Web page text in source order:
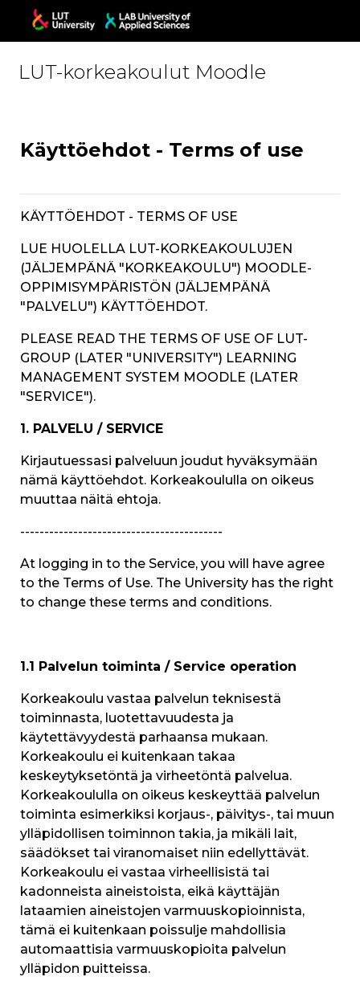
Skip to main content
LUT-korkeakoulut Moodle
Käyttöehdot - Terms of use
KÄYTTÖEHDOT - TERMS OF USE
LUE HUOLELLA LUT-KORKEAKOULUJEN
(JÄLJEMPÄNÄ "KORKEAKOULU") MOODLE-
OPPIMISYMPÄRISTÖN (JÄLJEMPÄNÄ
"PALVELU") KÄYTTÖEHDOT.
PLEASE READ THE TERMS OF USE OF LUT-
GROUP (LATER "UNIVERSITY") LEARNING
MANAGEMENT SYSTEM MOODLE (LATER
"SERVICE").
1. PALVELU / SERVICE
Kirjautuessasi palveluun joudut hyväksymään
nämä käyttöehdot. Korkeakoululla on oikeus
muuttaa näitä ehtoja.
------------------------------------------
At logging in to the Service, you will have agree
to the Terms of Use. The University has the right
to change these terms and conditions.
1.1 Palvelun toiminta / Service operation
Korkeakoulu vastaa palvelun teknisestä
toiminnasta, luotettavuudesta ja
käytettävyydestä parhaansa mukaan.
Korkeakoulu ei kuitenkaan takaa
keskeytyksetöntä ja virheetöntä palvelua.
Korkeakoululla on oikeus keskeyttää palvelun
toiminta esimerkiksi korjaus-, päivitys-, tai muun
ylläpidollisen toiminnon takia, ja mikäli lait,
säädökset tai viranomaiset niin edellyttävät.
Korkeakoulu ei vastaa virheellisistä tai
kadonneista aineistoista, eikä käyttäjän
lataamien aineistojen varmuuskopioinnista,
tämä ei kuitenkaan poissulje mahdollisia
automaattisia varmuuskopioita palvelun
ylläpidon puitteissa.